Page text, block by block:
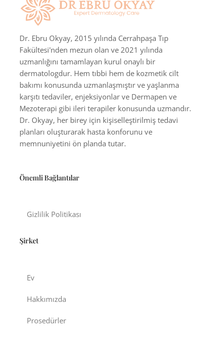
Dr. Ebru Okyay, 2015 yılında Cerrahpaşa Tıp
Fakültesi'nden mezun olan ve 2021 yılında
uzmanlığını tamamlayan kurul onaylı bir
dermatologdur. Hem tıbbi hem de kozmetik cilt
bakımı konusunda uzmanlaşmıştır ve yaşlanma
karşıtı tedaviler, enjeksiyonlar ve Dermapen ve
Mezoterapi gibi ileri terapiler konusunda uzmandır.
Dr. Okyay, her birey için kişiselleştirilmiş tedavi
planları oluşturarak hasta konforunu ve
memnuniyetini ön planda tutar.
Önemli Bağlantılar
Gizlilik Politikası
Şirket
Ev
Hakkımızda
Prosedürler